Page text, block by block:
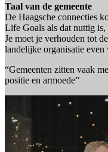
Taal van de gemeente
De Haagsche connecties
Life Goals als dat nuttig
Je moet je verhouden tot
landelijke organisatie
“Gemeenten zitten vaak
positie en armoede”